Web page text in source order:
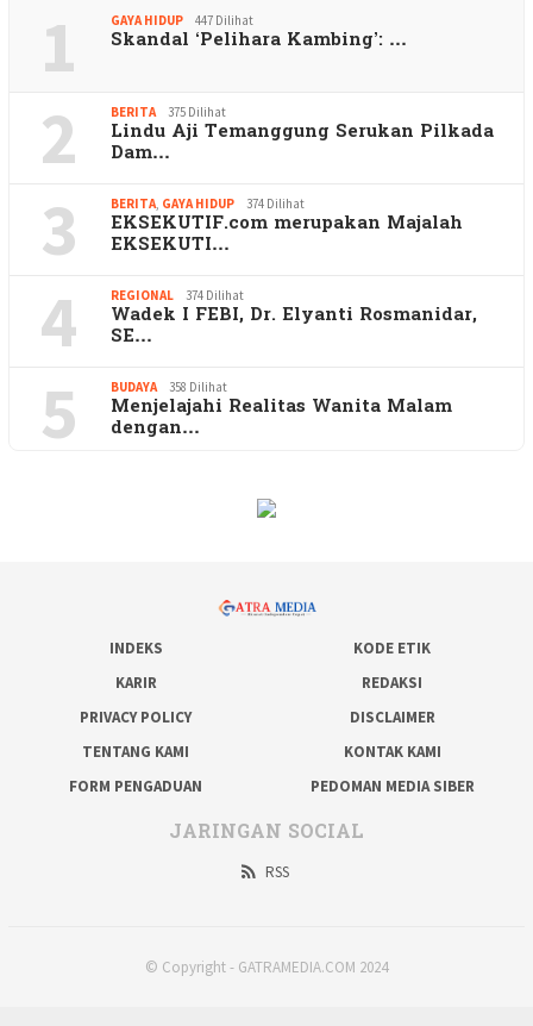
1 GAYA HIDUP 447 Dilihat
Skandal ‘Pelihara Kambing’: …
2 BERITA 375 Dilihat
Lindu Aji Temanggung Serukan Pilkada
Dam…
3 BERITA, GAYA HIDUP 374 Dilihat
EKSEKUTIF.com merupakan Majalah
EKSEKUTI…
4 REGIONAL 374 Dilihat
Wadek I FEBI, Dr. Elyanti Rosmanidar,
SE…
5 BUDAYA 358 Dilihat
Menjelajahi Realitas Wanita Malam
dengan…
INDEKS
KODE ETIK
KARIR
REDAKSI
PRIVACY POLICY
DISCLAIMER
TENTANG KAMI
KONTAK KAMI
FORM PENGADUAN
PEDOMAN MEDIA SIBER
JARINGAN SOCIAL
RSS
© Copyright - GATRAMEDIA.COM 2024